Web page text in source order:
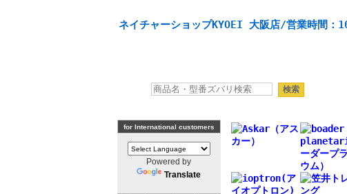
ネイチャーショップKYOEI 大阪店/営業時間：
for International customers
Powered by
Translate